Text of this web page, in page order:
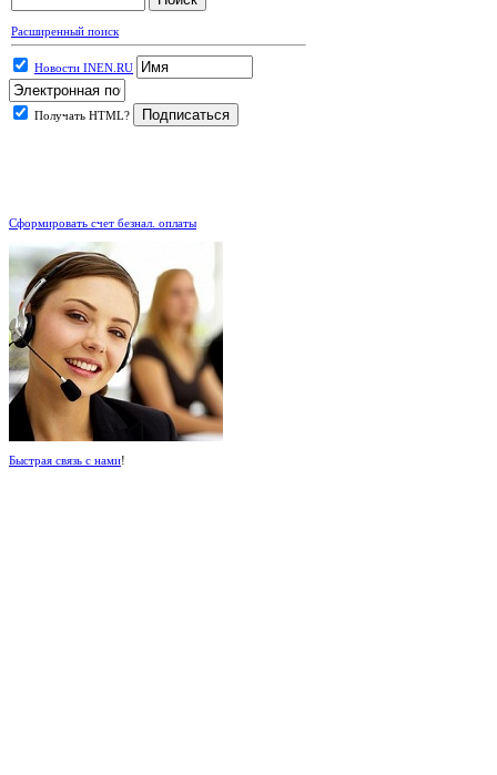
Расширенный поиск
Новости INEN.RU
Получать HTML?
Сформировать счет безнал. оплаты
Быстрая связь с нами!